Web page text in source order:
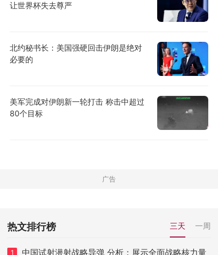
让世界杯失去尊严
北约秘书长：美国强硬回击伊朗是绝对
必要的
美军完成对伊朗新一轮打击 称击中超过
80个目标
热文排行榜 三天 一周
1
中国试射潜射战略导弹 分析：展示全面战略核力量